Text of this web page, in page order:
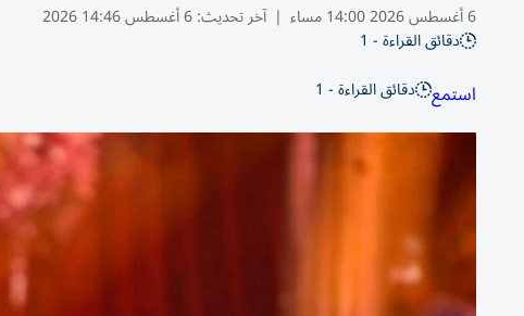
6 أغسطس 2026 14:00 مساء | آخر تحديث:6 أغسطس 14:46 2026
دقائق القراءة - 1
استمع دقائق القراءة - 1